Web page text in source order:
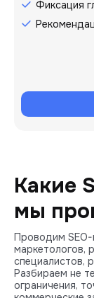
Фиксация
Какие
мы
Проводим SEO-
маркетологов,
специалистов,
Разбираем не
ограничения,